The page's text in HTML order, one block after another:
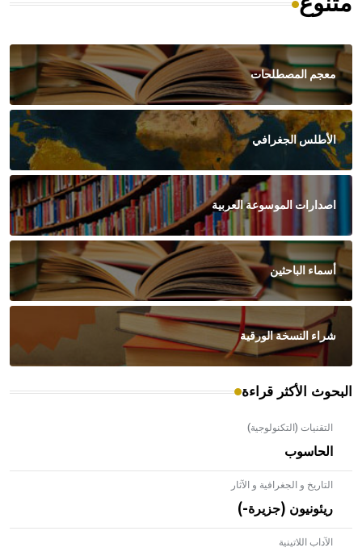
معجم المصطلحات
الأطلس الجغرافي
اصدارات الموسوعة العربية
أسماء الباحثين
شراء النسخة الورقية
البحوث الأكثر قراءة
التقنيات (التكنولوجية)
الحاسوب
التاريخ و الجغرافية و الآثار
ريئونيون (جزيرة-)
الآداب اللاتينية